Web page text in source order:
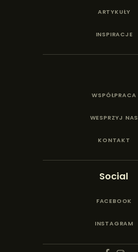
ARTYKUŁY
INSPIRACJE
WSPÓŁPRACA
WESPRZYJ NAS
KONTAKT
Social
FACEBOOK
INSTAGRAM